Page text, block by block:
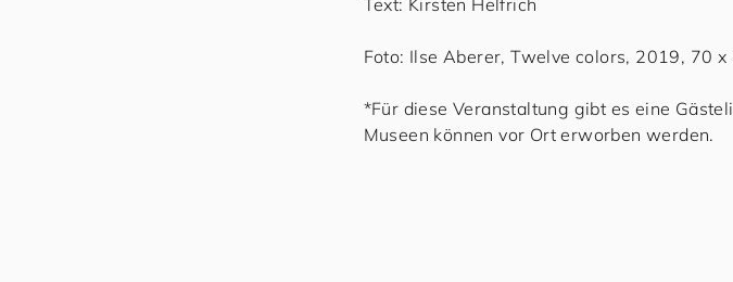
Text: Kirsten Helfrich
Foto: Ilse Aberer, Twelve colors, 2019, 70
*Für diese Veranstaltung gibt es eine
Museen können vor Ort erworben werden.